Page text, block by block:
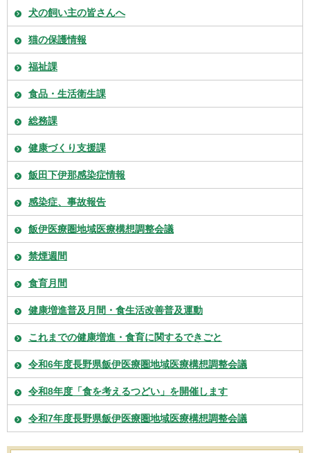
犬の飼い主の皆さんへ
猫の保護情報
福祉課
食品・生活衛生課
総務課
健康づくり支援課
飯田下伊那感染症情報
感染症、事故報告
飯伊医療圏地域医療構想調整会議
禁煙週間
食育月間
健康増進普及月間・食生活改善普及運動
これまでの健康増進・食育に関するできごと
令和6年度長野県飯伊医療圏地域医療構想調整会議
令和8年度「食を考えるつどい」を開催します
令和7年度長野県飯伊医療圏地域医療構想調整会議